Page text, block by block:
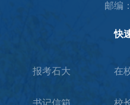
邮编
快
报考石大 在